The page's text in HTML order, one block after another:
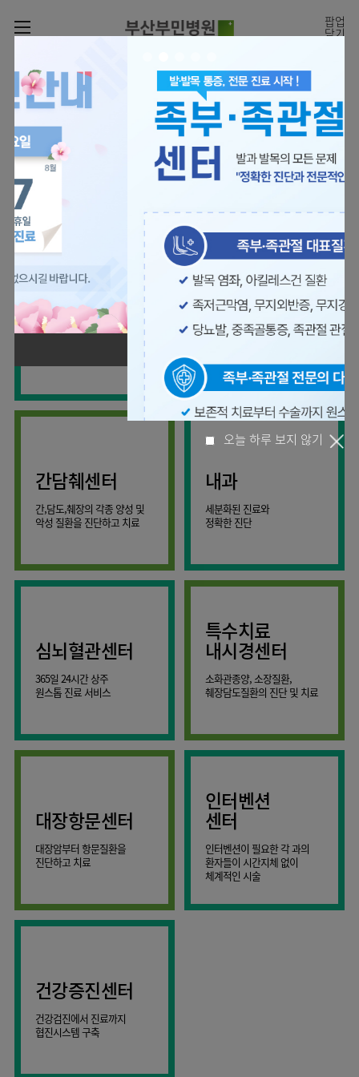
오늘 하루 보지 않기
팝업
닫기
로그인
회원가입
나의진료정보
온라인진료예약
증명서재발급
증명서발급내역
전문센터
전문센터
전체보기
관절센터
로봇수술센터
족부·
족관절클리닉
척추센터
척추내시경센터
심뇌혈관센터
소화기센터
인공신장센터
건강증진센터
인터벤션센터
외상골절센터
간담췌센터
대장항문센터
AI
스마트케어병동
진료안내
진료과
정형외과
신경외과
소화기내과
순환기내과
호흡기내과
외과
부인과
정신건강의학과
가정의학과
치과
영상의학과
진단검사의학과
응급의학과
의료진
진료시간표
외래진료
입원/
병문안
진료협력센터
이용안내
장비안내
층별안내
증명서재발급
비급여진료비
감염예방
안내
원내
전화번호
오시는길
병원소개
병원장인사말
비전과
부민스토리
조직도
연구교육
임상시험센터
미디어센터
언론보도
온라인
칭찬합시다
40주년
역사관
부민그룹소개
이사장소개
핵심가치
HI
부민스토리
연혁
조직도
의료진소개
부민그룹소식
사회공헌
건강토크
ENG
RUS
진료예약
빠르고 쉬운 진료예약을
의료진 소개
[진료시간표]
월요일 09:00~18:00
화~금 09:00~17:00
관절센터
보건복지부 지정
척추센터
최소상처 척추수술을 원칙
간담췌센터
간,담도,췌장의 각종 양성 및
악성 질환을 진단하고 치료
내과
세분화된 진료와
정확한 진단
심뇌혈관센터
365일 24시간 상주
원스톱 진료 서비스
특수치료
내시경센터
소화관종양, 소장질환,
췌장담도질환의 진단 및 치료
대장항문센터
대장암부터 항문질환을
진단하고 치료
인터벤션
센터
인터벤션이 필요한 각 과의
환자들이 시간지체 없이
체계적인 시술
건강증진센터
건강검진에서 진료까지
협진시스템 구축